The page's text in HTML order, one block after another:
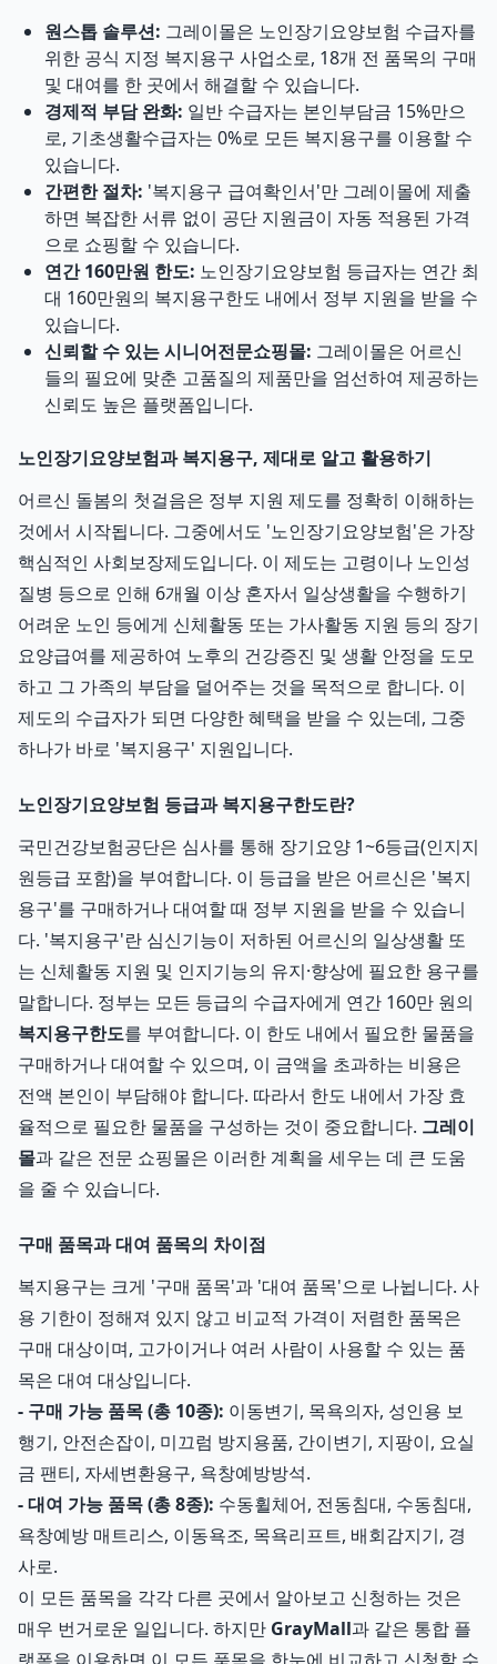
원스톱 솔루션: 그레이몰은 노인장기요양보험 수급자를
위한 공식 지정 복지용구 사업소로, 18개 전 품목의 구매
및 대여를 한 곳에서 해결할 수 있습니다.
경제적 부담 완화: 일반 수급자는 본인부담금 15%만으
로, 기초생활수급자는 0%로 모든 복지용구를 이용할 수
있습니다.
간편한 절차: '복지용구 급여확인서'만 그레이몰에 제출
하면 복잡한 서류 없이 공단 지원금이 자동 적용된 가격
으로 쇼핑할 수 있습니다.
연간 160만원 한도: 노인장기요양보험 등급자는 연간 최
대 160만원의 복지용구한도 내에서 정부 지원을 받을 수
있습니다.
신뢰할 수 있는 시니어전문쇼핑몰: 그레이몰은 어르신
들의 필요에 맞춘 고품질의 제품만을 엄선하여 제공하는
신뢰도 높은 플랫폼입니다.
노인장기요양보험과 복지용구, 제대로 알고 활용하기
어르신 돌봄의 첫걸음은 정부 지원 제도를 정확히 이해하는
것에서 시작됩니다. 그중에서도 '노인장기요양보험'은 가장
핵심적인 사회보장제도입니다. 이 제도는 고령이나 노인성
질병 등으로 인해 6개월 이상 혼자서 일상생활을 수행하기
어려운 노인 등에게 신체활동 또는 가사활동 지원 등의 장기
요양급여를 제공하여 노후의 건강증진 및 생활 안정을 도모
하고 그 가족의 부담을 덜어주는 것을 목적으로 합니다. 이
제도의 수급자가 되면 다양한 혜택을 받을 수 있는데, 그중
하나가 바로 '복지용구' 지원입니다.
노인장기요양보험 등급과 복지용구한도란?
국민건강보험공단은 심사를 통해 장기요양 1~6등급(인지지
원등급 포함)을 부여합니다. 이 등급을 받은 어르신은 '복지
용구'를 구매하거나 대여할 때 정부 지원을 받을 수 있습니
다. '복지용구'란 심신기능이 저하된 어르신의 일상생활 또
는 신체활동 지원 및 인지기능의 유지·향상에 필요한 용구를
말합니다. 정부는 모든 등급의 수급자에게 연간 160만 원의
복지용구한도를 부여합니다. 이 한도 내에서 필요한 물품을
구매하거나 대여할 수 있으며, 이 금액을 초과하는 비용은
전액 본인이 부담해야 합니다. 따라서 한도 내에서 가장 효
율적으로 필요한 물품을 구성하는 것이 중요합니다. 그레이
몰과 같은 전문 쇼핑몰은 이러한 계획을 세우는 데 큰 도움
을 줄 수 있습니다.
구매 품목과 대여 품목의 차이점
복지용구는 크게 '구매 품목'과 '대여 품목'으로 나뉩니다. 사
용 기한이 정해져 있지 않고 비교적 가격이 저렴한 품목은
구매 대상이며, 고가이거나 여러 사람이 사용할 수 있는 품
목은 대여 대상입니다.
- 구매 가능 품목 (총 10종): 이동변기, 목욕의자, 성인용 보
행기, 안전손잡이, 미끄럼 방지용품, 간이변기, 지팡이, 요실
금 팬티, 자세변환용구, 욕창예방방석.
- 대여 가능 품목 (총 8종): 수동휠체어, 전동침대, 수동침대,
욕창예방 매트리스, 이동욕조, 목욕리프트, 배회감지기, 경
사로.
이 모든 품목을 각각 다른 곳에서 알아보고 신청하는 것은
매우 번거로운 일입니다. 하지만 GrayMall과 같은 통합 플